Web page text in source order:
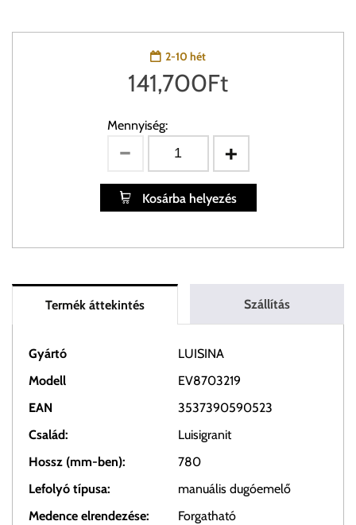
2-10 hét
141,700Ft
Mennyiség:
Kosárba helyezés
Termék áttekintés Szállítás
Gyártó
LUISINA
Modell
EV8703219
EAN
3537390590523
Család:
Luisigranit
Hossz (mm-ben):
780
Lefolyó típusa:
manuális dugóemelő
Medence elrendezése:
Forgatható